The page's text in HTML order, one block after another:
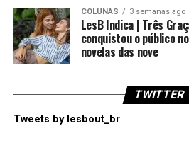
COLUNAS 3 semanas ago
LesB Indica | Três
conquistou o público
novelas das nove
TWITTER
Tweets by lesbout_br